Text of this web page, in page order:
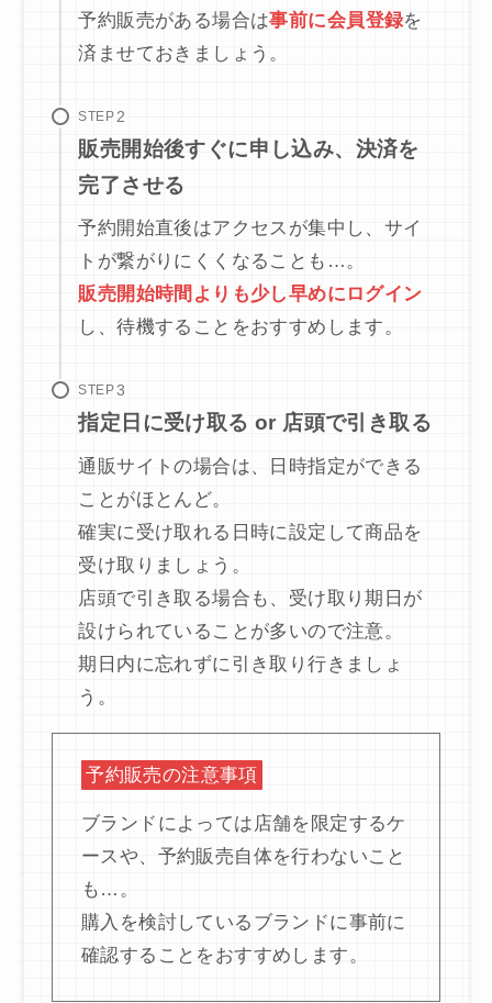
予約販売がある場合は事前に会員登録を
済ませておきましょう。
STEP
販売開始後すぐに申し込み、決済を
完了させる
予約開始直後はアクセスが集中し、サイ
トが繋がりにくくなることも…。
販売開始時間よりも少し早めにログイン
し、待機することをおすすめします。
STEP
指定日に受け取る or 店頭で引き取る
通販サイトの場合は、日時指定ができる
ことがほとんど。
確実に受け取れる日時に設定して商品を
受け取りましょう。
店頭で引き取る場合も、受け取り期日が
設けられていることが多いので注意。
期日内に忘れずに引き取り行きましょ
う。
予約販売の注意事項
ブランドによっては店舗を限定するケ
ースや、予約販売自体を行わないこと
も…。
購入を検討しているブランドに事前に
確認することをおすすめします。